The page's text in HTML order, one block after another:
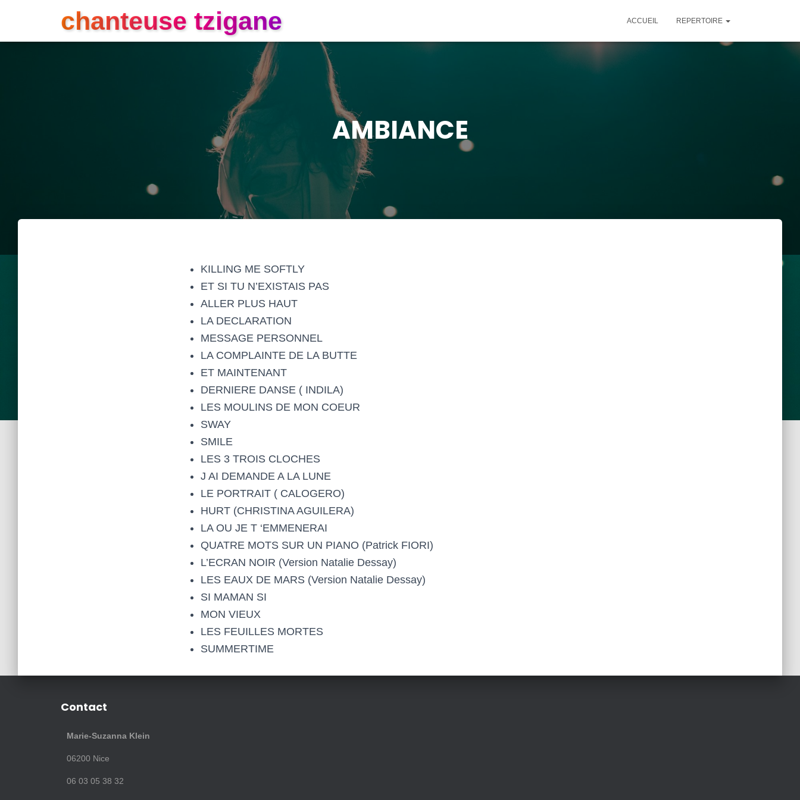
chanteuse tzigane ACCUEIL REPERTOIRE
AMBIANCE
KILLING ME SOFTLY
ET SI TU N’EXISTAIS PAS
ALLER PLUS HAUT
LA DECLARATION
MESSAGE PERSONNEL
LA COMPLAINTE DE LA BUTTE
ET MAINTENANT
DERNIERE DANSE ( INDILA)
LES MOULINS DE MON COEUR
SWAY
SMILE
LES 3 TROIS CLOCHES
J AI DEMANDE A LA LUNE
LE PORTRAIT ( CALOGERO)
HURT (CHRISTINA AGUILERA)
LA OU JE T ‘EMMENERAI
QUATRE MOTS SUR UN PIANO (Patrick FIORI)
L’ECRAN NOIR (Version Natalie Dessay)
LES EAUX DE MARS (Version Natalie Dessay)
SI MAMAN SI
MON VIEUX
LES FEUILLES MORTES
SUMMERTIME
Contact
Marie-Suzanna Klein
06200 Nice
06 03 05 38 32